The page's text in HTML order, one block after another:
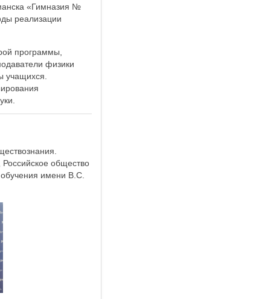
«Гимназия №
реализации
программы,
физики
учащихся.
общество
имени В.С.